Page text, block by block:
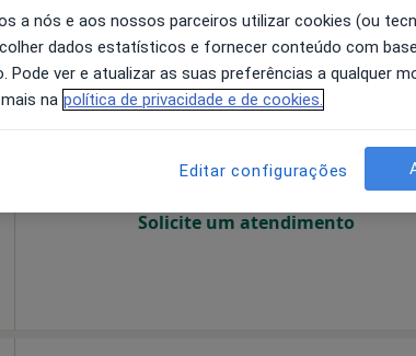
Hoje
8 Ago
Amanhã
9 Ago
Segunda-feira
10 Ago
Ter,
11 Ago
O agendamento online não está
disponível
Solicite um atendimento
a nós e aos nossos parceiros utilizar cookies (ou
dados estatísticos e fornecer conteúdo com
Pode ver e atualizar as suas preferências a qualquer
na política de privacidade e de cookies.
Editar configurações